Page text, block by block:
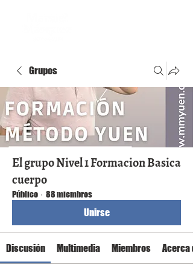
Grupos
El grupo Nivel 1 Formacion Basica
cuerpo
Público · 88 miembros
Unirse
Discusión Multimedia Miembros Acerca